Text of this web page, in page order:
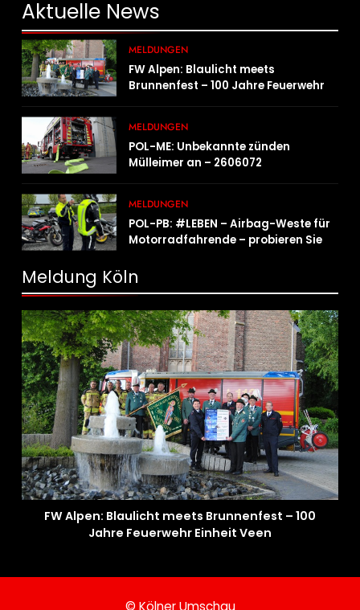
Aktuelle News
MELDUNGEN
FW Alpen: Blaulicht meets
Brunnenfest – 100 Jahre Feuerwehr
MELDUNGEN
POL-ME: Unbekannte zünden
Mülleimer an – 2606072
MELDUNGEN
POL-PB: #LEBEN – Airbag-Weste für
Motorradfahrende – probieren Sie es
Meldung Köln
FW Alpen: Blaulicht meets Brunnenfest – 100
Jahre Feuerwehr Einheit Veen